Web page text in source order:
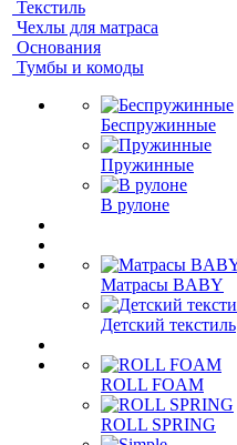
Текстиль
Чехлы для матраса
Основания
Тумбы и комоды
Беспружинные
Пружинные
В рулоне
Матрасы BABY
Детский текстиль
ROLL FOAM
ROLL SPRING